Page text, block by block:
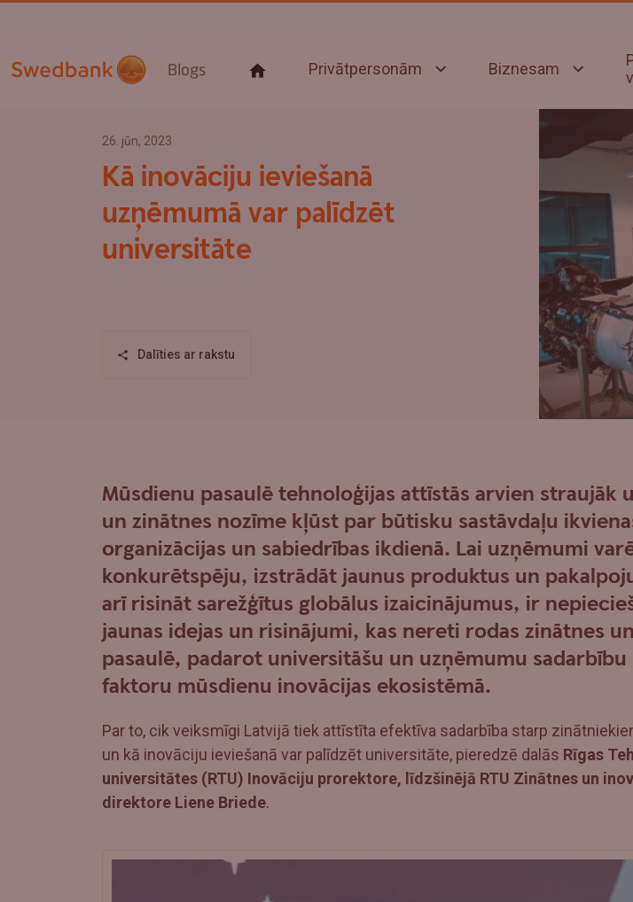
Blogs Privātpersonām Biznesam
26. jūn, 2023
Kā inovāciju ieviešanā
uzņēmumā var palīdzēt
universitāte
Dalīties ar rakstu
Mūsdienu pasaulē tehnoloģijas attīstās arvien straujāk
un zinātnes nozīme kļūst par būtisku sastāvdaļu
organizācijas un sabiedrības ikdienā. Lai uzņēmumi
konkurētspēju, izstrādāt jaunus produktus un
arī risināt sarežģītus globālus izaicinājumus, ir
jaunas idejas un risinājumi, kas nereti rodas zinātnes
pasaulē, padarot universitāšu un uzņēmumu sadarbību
faktoru mūsdienu inovācijas ekosistēmā.
Par to, cik veiksmīgi Latvijā tiek attīstīta efektīva sadarbība starp
un kā inovāciju ieviešanā var palīdzēt universitāte, pieredzē dalās Rīgas
universitātes (RTU) Inovāciju prorektore, līdzšinējā RTU Zinātnes un
direktore Liene Briede.